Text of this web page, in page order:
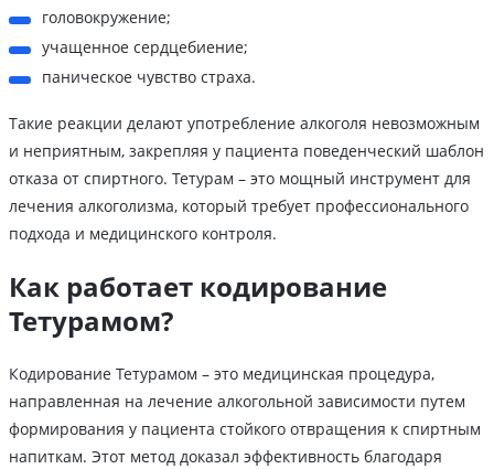
головокружение;
учащенное сердцебиение;
паническое чувство страха.
Такие реакции делают употребление алкоголя невозможным
и неприятным, закрепляя у пациента поведенческий шаблон
отказа от спиртного. Тетурам – это мощный инструмент для
лечения алкоголизма, который требует профессионального
подхода и медицинского контроля.
Как работает кодирование
Тетурамом?
Кодирование Тетурамом – это медицинская процедура,
направленная на лечение алкогольной зависимости путем
формирования у пациента стойкого отвращения к спиртным
напиткам. Этот метод доказал эффективность благодаря